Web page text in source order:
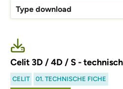
Type download
Celit 3D / 4D / S -
CELIT 01. TECHNISCHE FICHE